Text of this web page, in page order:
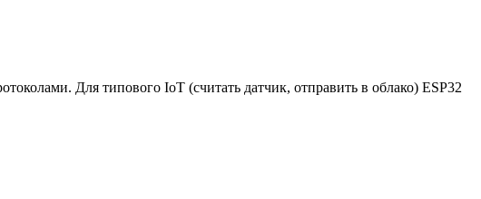
Для типового IoT (считать датчик, отправить в облако) ESP32